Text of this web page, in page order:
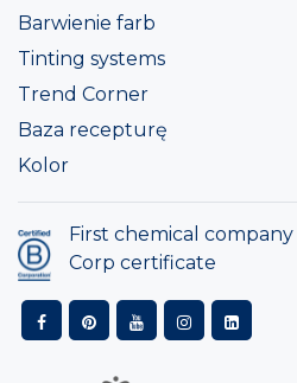
Barwienie farb
Tinting systems
Trend Corner
Baza recepturę
Kolor
First chemical
Corp certificate